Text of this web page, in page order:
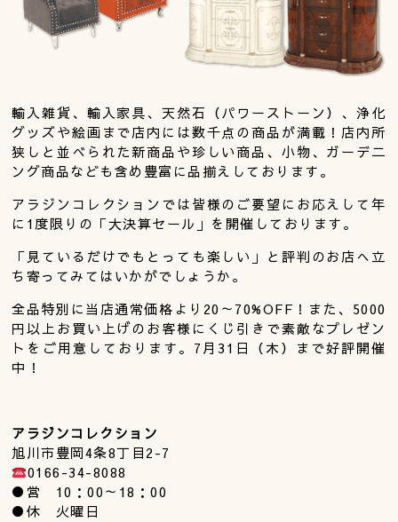
輸入雑貨、輸入家具、天然石（パワーストーン）、浄化
グッズや絵画まで店内には数千点の商品が満載！店内所
狭しと並べられた新商品や珍しい商品、小物、ガーデ二
ング商品なども含め豊富に品揃えしております。
アラジンコレクションでは皆様のご要望にお応えして年
に1度限りの「大決算セール」を開催しております。
「見ているだけでもとっても楽しい」と評判のお店へ立
ち寄ってみてはいかがでしょうか。
全品特別に当店通常価格より20～70%OFF！また、5000
円以上お買い上げのお客様にくじ引きで素敵なプレゼン
トをご用意しております。7月31日（木）まで好評開催
中！
アラジンコレクション
旭川市豊岡4条8丁目2-7
0166-34-8088
●営 10：00～18：00
●休 火曜日